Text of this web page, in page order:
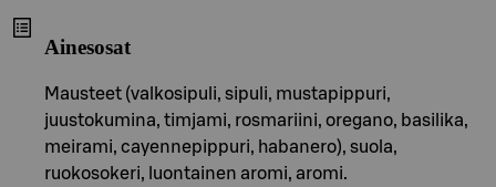
Ainesosat
Mausteet (valkosipuli, sipuli, mustapippuri,
juustokumina, timjami, rosmariini, oregano, basilika,
meirami, cayennepippuri, habanero), suola,
ruokosokeri, luontainen aromi, aromi.